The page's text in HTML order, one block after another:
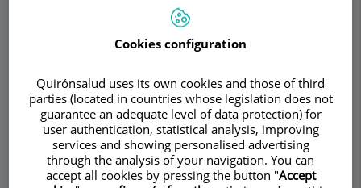
Anatomía de la rodilla
rodilla está formada
por la parte distal del
fémur, la parte
proximal de la tibia y
la rótula. Los
ligamentos cruzados
Cookies configuration
Quirónsalud uses its own cookies and those of third
parties (located in countries whose legislation does not
guarantee an adequate level of data protection) for
user authentication, statistical analysis, improving
services and showing personalised advertising
through the analysis of your navigation. You can
accept all cookies by pressing the button "Accept